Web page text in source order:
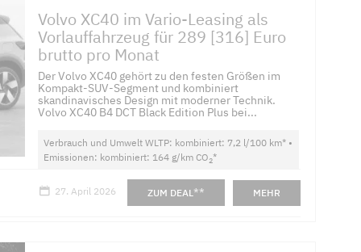
Volvo XC40 im Vario-Leasing als
Vorlauffahrzeug für 289 [316] Euro
brutto pro Monat
Der Volvo XC40 gehört zu den festen Größen im
Kompakt-SUV-Segment und kombiniert
skandinavisches Design mit moderner Technik.
Volvo XC40 B4 DCT Black Edition Plus bei...
Verbrauch und Umwelt WLTP: kombiniert: 7,2 l/100 km* •
Emissionen: kombiniert: 164 g/km CO2*
27. April 2026 ZUM DEAL** MEHR